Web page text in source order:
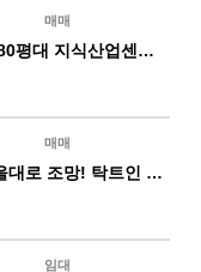
매매
✅전용 80평대 지식산업센터 (업무용)_매매
매매
✅빛고을대로 조망! 탁트인 코너 중대형 사무실 매매
임대